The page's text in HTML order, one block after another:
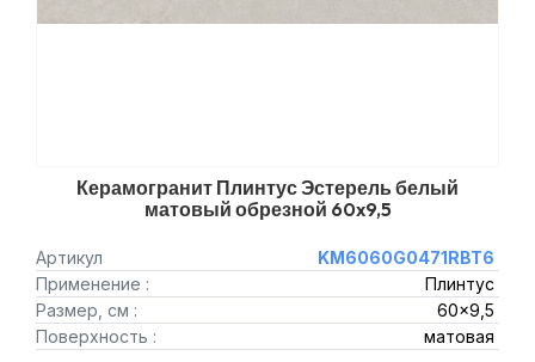
Керамогранит Плинтус Эстерель белый
матовый обрезной 60x9,5
Артикул
KM6060G0471RBT6
Применение :
Плинтус
Размер, см :
60x9,5
Поверхность :
матовая